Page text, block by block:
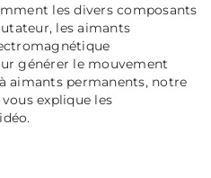
les divers composants
les aimants
générer le mouvement
aimants permanents, notre
explique les